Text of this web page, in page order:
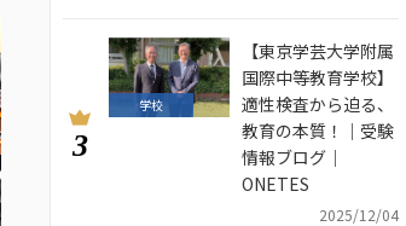
3
学校
【東京学芸大学附属
国際中等教育学校】
適性検査から迫る、
教育の本質！｜受験
情報ブログ｜
ONETES
2025/12/04